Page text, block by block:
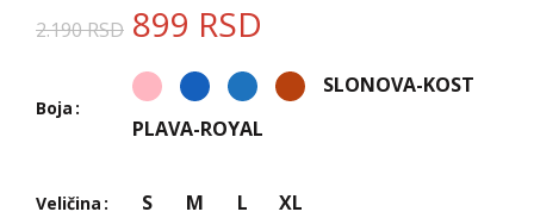
2.190RSD 899 RSD
Boja
SLONOVA-KOST
PLAVA-ROYAL
Veličina S M L XL